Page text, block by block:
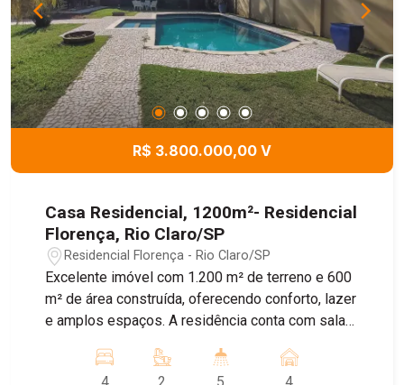
R$ 3.800.000,00 V
Casa Residencial, 1200m²- Residencial
Florença, Rio Claro/SP
Residencial Florença - Rio Claro/SP
Excelente imóvel com 1.200 m² de terreno e 600
m² de área construída, oferecendo conforto, lazer
e amplos espaços. A residência conta com sala
sendo 2 suítes com closet, 3 banheiros e 2